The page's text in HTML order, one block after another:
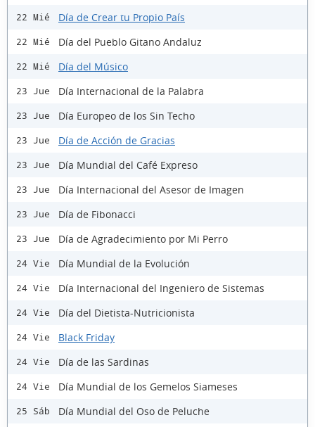
22 Mié Día de Crear tu Propio País
22 Mié Día del Pueblo Gitano Andaluz
22 Mié Día del Músico
23 Jue Día Internacional de la Palabra
23 Jue Día Europeo de los Sin Techo
23 Jue Día de Acción de Gracias
23 Jue Día Mundial del Café Expreso
23 Jue Día Internacional del Asesor de Imagen
23 Jue Día de Fibonacci
23 Jue Día de Agradecimiento por Mi Perro
24 Vie Día Mundial de la Evolución
24 Vie Día Internacional del Ingeniero de Sistemas
24 Vie Día del Dietista-Nutricionista
24 Vie Black Friday
24 Vie Día de las Sardinas
24 Vie Día Mundial de los Gemelos Siameses
25 Sáb Día Mundial del Oso de Peluche